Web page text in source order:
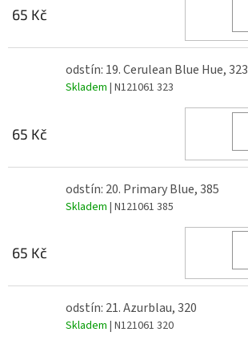
65 Kč
odstín: 19. Cerulean Blue Hue, 323
Skladem | N121061 323
65 Kč
odstín: 20. Primary Blue, 385
Skladem | N121061 385
65 Kč
odstín: 21. Azurblau, 320
Skladem | N121061 320